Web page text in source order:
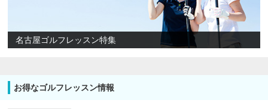
名古屋ゴルフレッスン特集
お得なゴルフレッスン情報